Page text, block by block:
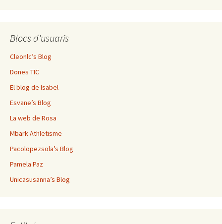
Blocs d'usuaris
Cleonlc’s Blog
Dones TIC
El blog de Isabel
Esvane’s Blog
La web de Rosa
Mbark Athletisme
Pacolopezsola’s Blog
Pamela Paz
Unicasusanna’s Blog